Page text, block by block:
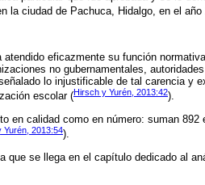
la ciudad de Pachuca, Hidalgo, en el año
eficazmente su función
no gubernamentales,
lo injustificable de tal carencia y
escolar (Hirsch y Yurén, 2013:42).
en calidad como en número: suman
Yurén, 2013:54).
que se llega en el capítulo dedicado al